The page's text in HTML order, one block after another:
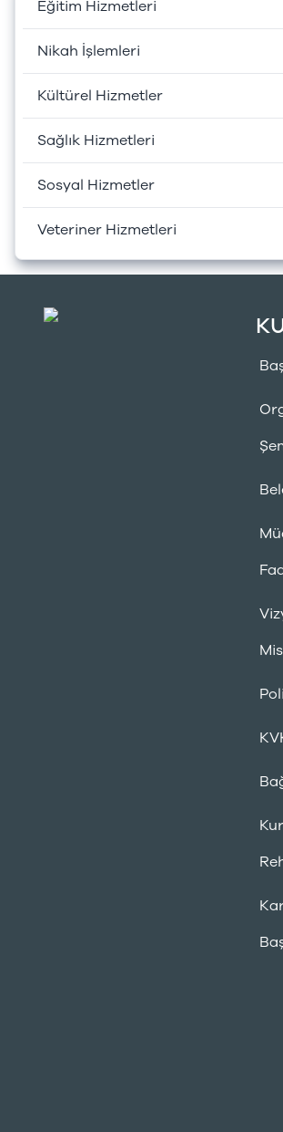
Eğitim Hizmetleri
Nikah İşlemleri
Kültürel Hizmetler
Sağlık Hizmetleri
Sosyal Hizmetler
Veteriner Hizmetleri